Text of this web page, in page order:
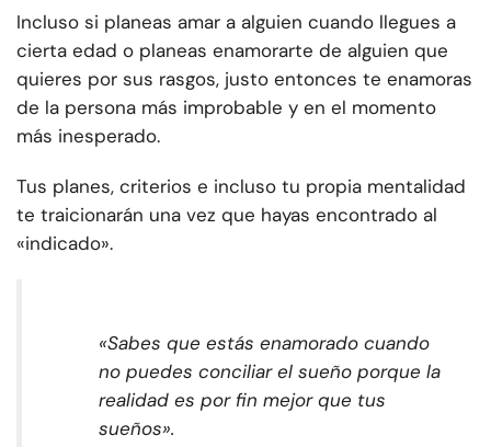
Incluso si planeas amar a alguien cuando llegues a
cierta edad o planeas enamorarte de alguien que
quieres por sus rasgos, justo entonces te enamoras
de la persona más improbable y en el momento
más inesperado.
Tus planes, criterios e incluso tu propia mentalidad
te traicionarán una vez que hayas encontrado al
«indicado».
«Sabes que estás enamorado cuando
no puedes conciliar el sueño porque la
realidad es por fin mejor que tus
sueños».